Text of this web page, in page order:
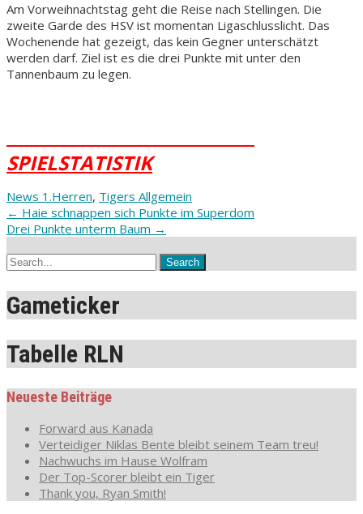
Am Vorweihnachtstag geht die Reise nach Stellingen. Die
zweite Garde des HSV ist momentan Ligaschlusslicht. Das
Wochenende hat gezeigt, das kein Gegner unterschätzt
werden darf. Ziel ist es die drei Punkte mit unter den
Tannenbaum zu legen.
SPIELSTATISTIK
News 1.Herren, Tigers Allgemein
Post
navigation
← Haie schnappen sich Punkte im Superdom
Drei Punkte unterm Baum →
Gameticker
Tabelle RLN
Neueste Beiträge
Forward aus Kanada
Verteidiger Niklas Bente bleibt seinem Team treu!
Nachwuchs im Hause Wolfram
Der Top-Scorer bleibt ein Tiger
Thank you, Ryan Smith!